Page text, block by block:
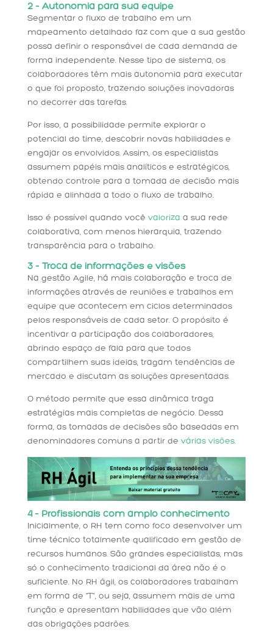
2 – Autonomia para sua equipe
Segmentar o fluxo de trabalho em um
mapeamento detalhado faz com que a sua gestão
possa definir o responsável de cada demanda de
forma independente. Nesse tipo de sistema, os
colaboradores têm mais autonomia para executar
o que foi proposto, trazendo soluções inovadoras
no decorrer das tarefas.
Por isso, a possibilidade permite explorar o
potencial do time, descobrir novas habilidades e
engajar os envolvidos. Assim, os especialistas
assumem papéis mais analíticos e estratégicos,
obtendo controle para a tomada de decisão mais
rápida e alinhada a todo o fluxo de trabalho.
Isso é possível quando você valoriza a sua rede
colaborativa, com menos hierarquia, trazendo
transparência para o trabalho.
3 – Troca de informações e visões
Na gestão Agile, há mais colaboração e troca de
informações através de reuniões e trabalhos em
equipe que acontecem em ciclos determinados
pelos responsáveis de cada setor. O propósito é
incentivar a participação dos colaboradores,
abrindo espaço de fala para que todos
compartilhem suas ideias, tragam tendências de
mercado e discutam as soluções apresentadas.
O método permite que essa dinâmica traga
estratégias mais completas de negócio. Dessa
forma, as tomadas de decisões são baseadas em
denominadores comuns a partir de várias visões.
4 – Profissionais com amplo conhecimento
Inicialmente, o RH tem como foco desenvolver um
time técnico totalmente qualificado em gestão de
recursos humanos. São grandes especialistas, mas
só o conhecimento tradicional da área não é o
suficiente. No RH ágil, os colaboradores trabalham
em forma de “T”, ou seja, assumem mais de uma
função e apresentam habilidades que vão além
das obrigações padrões.